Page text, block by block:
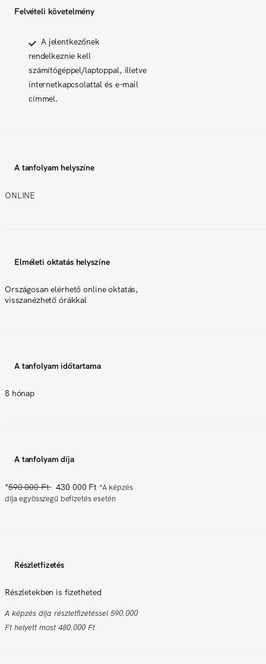
Felvételi követelmény
A jelentkezőnek
rendelkeznie kell
számítógéppel/laptoppal, illetve
internetkapcsolattal és e-mail
címmel.
A tanfolyam helyszíne
ONLINE
Elméleti oktatás helyszíne
Országosan elérhető online oktatás,
visszanézhető órákkal
A tanfolyam időtartama
8 hónap
A tanfolyam díja
*590 000 Ft 430 000 Ft *A képzés
díja egyösszegű befizetés esetén
Részletfizetés
Részletekben is fizetheted
A képzés díja részletfizetéssel 590.000
Ft helyett most 480.000 Ft